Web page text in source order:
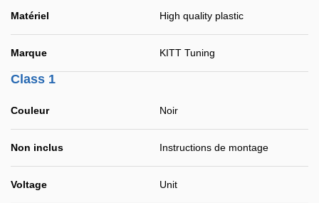
Matériel High quality plastic
Marque KITT Tuning
Class 1
Couleur Noir
Non inclus Instructions de montage
Voltage Unit